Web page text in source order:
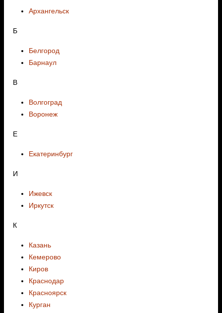
Архангельск
Б
Белгород
Барнаул
В
Волгоград
Воронеж
E
Екатеринбург
И
Ижевск
Иркутск
К
Казань
Кемерово
Киров
Краснодар
Красноярск
Курган